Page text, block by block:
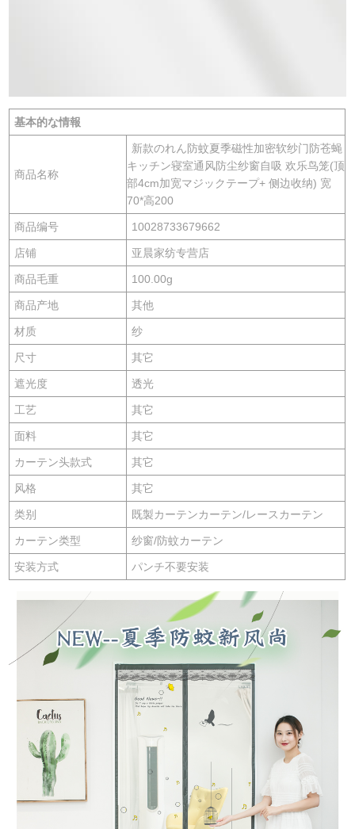
基本的な情報
商品名称
新款のれん防蚊夏季磁性加密软纱门防苍蝇
キッチン寝室通风防尘纱窗自吸 欢乐鸟笼(顶
部4cm加宽マジックテープ+ 侧边收纳) 宽
70*高200
商品编号 10028733679662
店铺 亚晨家纺专营店
商品毛重 100.00g
商品产地 其他
材质 纱
尺寸 其它
遮光度 透光
工艺 其它
面料 其它
カーテン头款式 其它
风格 其它
类别 既製カーテンカーテン/レースカーテン
カーテン类型 纱窗/防蚊カーテン
安装方式 パンチ不要安装